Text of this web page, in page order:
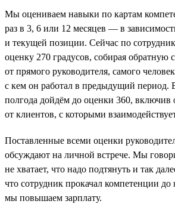
Мы оцениваем навыки по картам
раз в 3, 6 или 12 месяцев — в
и текущей позиции. Сейчас по
оценку 270 градусов, собирая обратную
от прямого руководителя, самого
с кем он работал в предыдущий
полгода дойдём до оценки 360, включив
от клиентов, с которыми
Поставленные всеми оценки
обсуждают на личной встрече. Мы
не хватает, что надо подтянуть и так
что сотрудник прокачал компетенции
мы повышаем зарплату.